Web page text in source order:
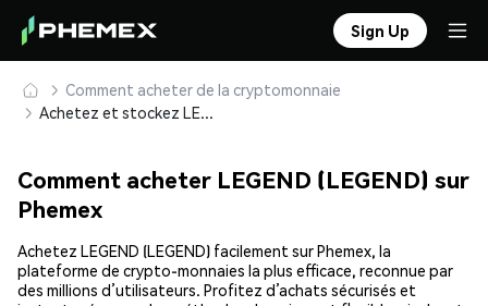
Sign Up
Comment acheter de la cryptomonnaie
Achetez et stockez LEGEND (LEGEND) en toute sécurité
Comment acheter LEGEND (LEGEND) sur
Phemex
Achetez LEGEND (LEGEND) facilement sur Phemex, la
plateforme de crypto-monnaies la plus efficace, reconnue par
des millions d’utilisateurs. Profitez d’achats sécurisés et